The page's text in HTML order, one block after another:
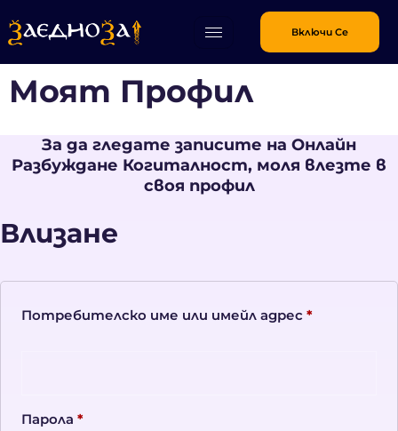
Включи Се
Моят Профил
За да гледате записите на Онлайн
Разбуждане Когиталност, моля влезте в
своя профил
Влизане
Потребителско име или имейл адрес *
Парола *